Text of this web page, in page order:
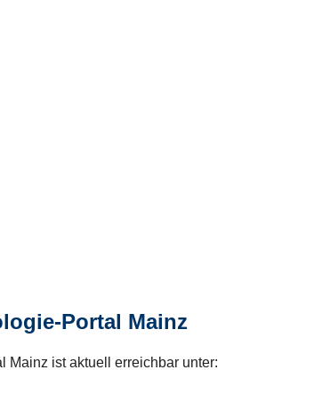
Portal Mainz
Mainz ist aktuell erreichbar unter: